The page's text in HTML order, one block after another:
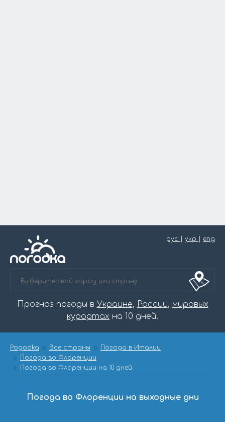
рус укр eng
Прогноз погоды в Украине, России, мировых
курортах на 10 дней.
Pogodka Все страны
Погода в Италии
Погода во Флоренции
Погода во Флоренции на 10 дней
Погода во Флоренции на выходные дни